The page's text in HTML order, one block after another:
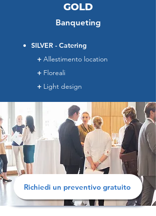
GOLD
Banqueting
SILVER - Catering
+ Allestimento location
+ Floreali
+ Light design
Richiedi un preventivo gratuito